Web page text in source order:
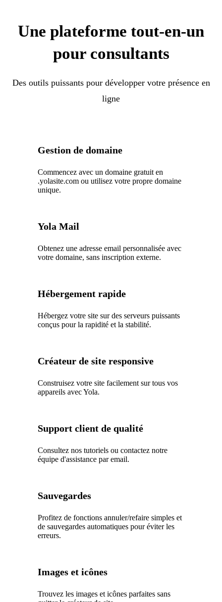
Une plateforme tout-en-un
pour consultants
Des outils puissants pour développer votre présence en
ligne
Gestion de domaine
Commencez avec un domaine gratuit en
.yolasite.com ou utilisez votre propre domaine
unique.
Yola Mail
Obtenez une adresse email personnalisée avec
votre domaine, sans inscription externe.
Hébergement rapide
Hébergez votre site sur des serveurs puissants
conçus pour la rapidité et la stabilité.
Créateur de site responsive
Construisez votre site facilement sur tous vos
appareils avec Yola.
Support client de qualité
Consultez nos tutoriels ou contactez notre
équipe d'assistance par email.
Sauvegardes
Profitez de fonctions annuler/refaire simples et
de sauvegardes automatiques pour éviter les
erreurs.
Images et icônes
Trouvez les images et icônes parfaites sans